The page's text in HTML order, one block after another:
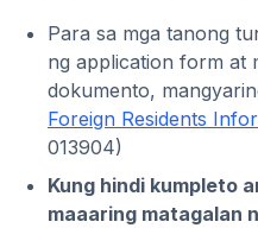
Para sa mga tanong
ng application form at
dokumento,
Foreign Residents
013904)
Kung hindi kumpleto
maaaring matagalan